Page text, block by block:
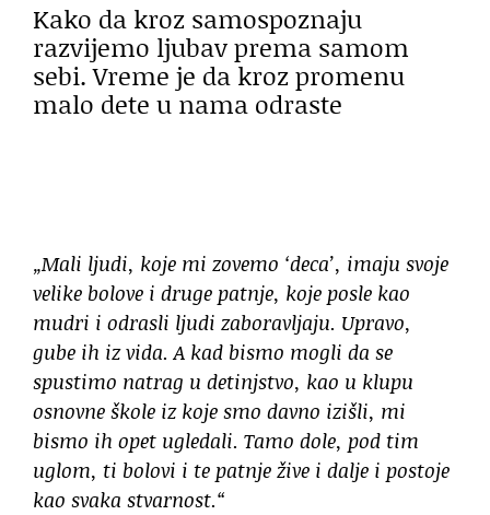
Kako da kroz samospoznaju
razvijemo ljubav prema samom
sebi. Vreme je da kroz promenu
malo dete u nama odraste
„Mali ljudi, koje mi zovemo ‘deca’, imaju svoje
velike bolove i druge patnje, koje posle kao
mudri i odrasli ljudi zaboravljaju. Upravo,
gube ih iz vida. A kad bismo mogli da se
spustimo natrag u detinjstvo, kao u klupu
osnovne škole iz koje smo davno izišli, mi
bismo ih opet ugledali. Tamo dole, pod tim
uglom, ti bolovi i te patnje žive i dalje i postoje
kao svaka stvarnost.“